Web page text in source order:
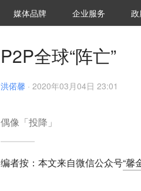
媒体品牌 36Kr研究院
企业服务 城
P2P全球“阵亡”
洪偌馨 · 2020年03月04日 23:01
偶像「投降」
编者按：本文来自微信公众号“馨